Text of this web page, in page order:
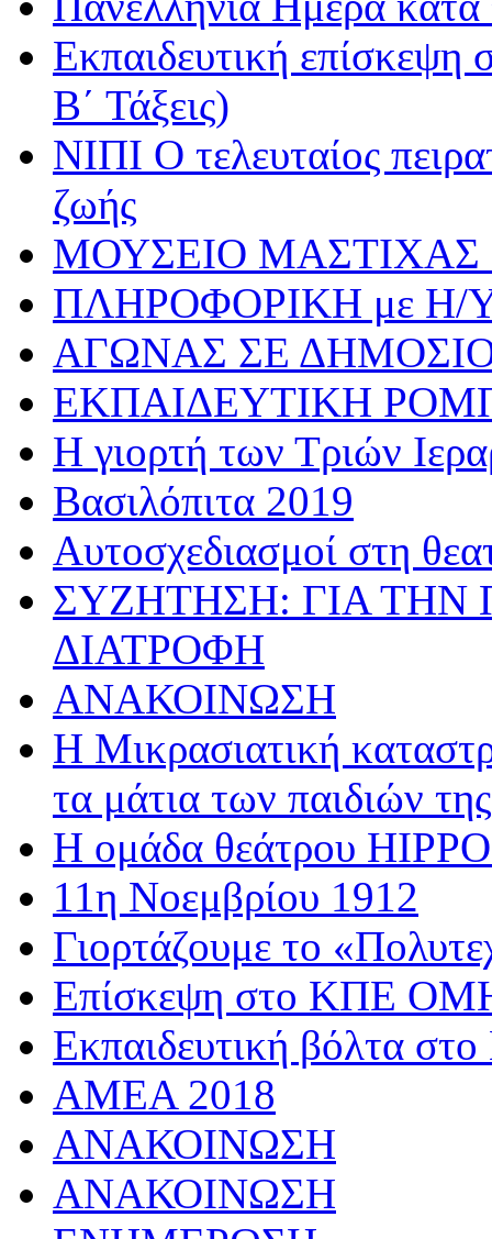
Εκπαιδευτική επίσκεψη
Β΄ Τάξεις)
ΝΙΠΙ Ο τελευταίος
ζωής
ΜΟΥΣΕΙΟ ΜΑΣΤΙΧΑΣ
ΠΛΗΡΟΦΟΡΙΚΗ με Η/
ΑΓΩΝΑΣ ΣΕ
ΕΚΠΑΙΔΕΥΤΙΚΗ
Η γιορτή των Τριών
Βασιλόπιτα 2019
Αυτοσχεδιασμοί στη
ΣΥΖΗΤΗΣΗ: ΓΙΑ ΤΗΝ
ΔΙΑΤΡΟΦΗ
ΑΝΑΚΟΙΝΩΣΗ
Η Μικρασιατική
τα μάτια των παιδιών
Η ομάδα θεάτρου
11η Νοεμβρίου 1912
Γιορτάζουμε το
Επίσκεψη στο ΚΠΕ
Εκπαιδευτική βόλτα
AMEA 2018
ΑΝΑΚΟΙΝΩΣΗ
ΑΝΑΚΟΙΝΩΣΗ